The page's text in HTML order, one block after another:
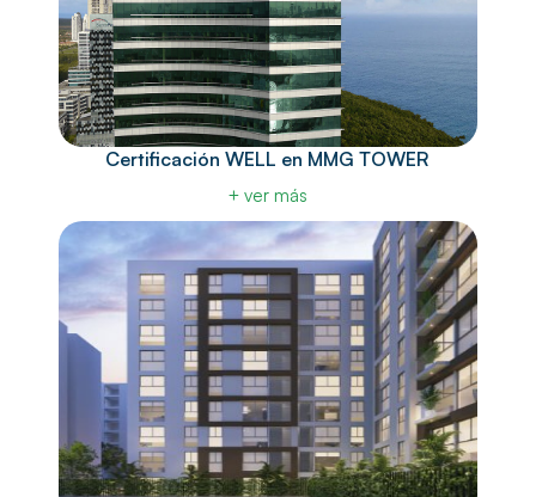
Certificación WELL en MMG TOWER
+ ver más